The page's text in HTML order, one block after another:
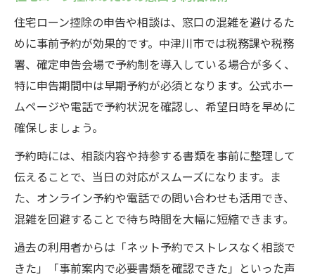
住宅ローン控除の申告や相談は、窓口の混雑を避けるた
めに事前予約が効果的です。中津川市では税務課や税務
署、確定申告会場で予約制を導入している場合が多く、
特に申告期間中は早期予約が必須となります。公式ホー
ムページや電話で予約状況を確認し、希望日時を早めに
確保しましょう。
予約時には、相談内容や持参する書類を事前に整理して
伝えることで、当日の対応がスムーズになります。ま
た、オンライン予約や電話での問い合わせも活用でき、
混雑を回避することで待ち時間を大幅に短縮できます。
過去の利用者からは「ネット予約でストレスなく相談で
きた」「事前案内で必要書類を確認できた」といった声